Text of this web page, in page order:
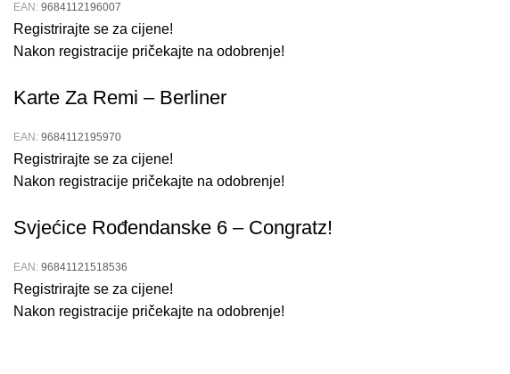
EAN: 9684112196007
Registrirajte se za cijene!
Nakon registracije pričekajte na odobrenje!
Karte Za Remi – Berliner
EAN: 9684112195970
Registrirajte se za cijene!
Nakon registracije pričekajte na odobrenje!
Svjećice Rođendanske 6 – Congratz!
EAN: 96841121518536
Registrirajte se za cijene!
Nakon registracije pričekajte na odobrenje!